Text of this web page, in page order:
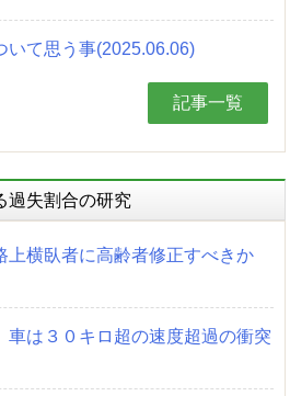
いて思う事(2025.06.06)
記事一覧
過失割合の研究
上横臥者に高齢者修正すべきか
車は３０キロ超の速度超過の衝突